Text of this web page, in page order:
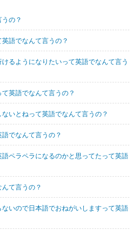
の？
語でなんて言うの？
るようになりたいって英語でなんて言う
英語でなんて言うの？
いとねって英語でなんて言うの？
でなんて言うの？
ペラペラになるのかと思ってたって英語
て言うの？
いので日本語でおねがいしますって英語